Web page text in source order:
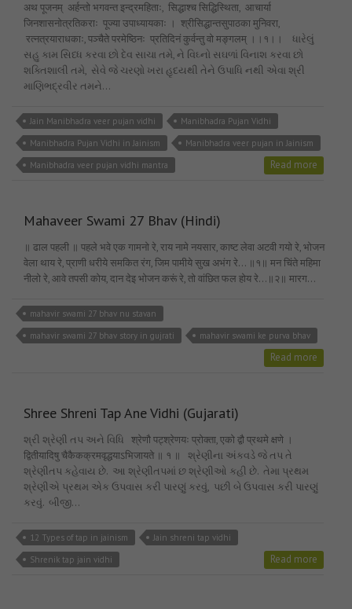
अथ पूजनम् अर्हन्तो भगवन्त इन्द्रमहिताः, सिद्धाश्च सिद्धिस्थिता, आचार्या
जिनशासनोत्रतिकराः पूज्या उपाध्यायकाः । श्रीसिद्धान्तसुपाठका मुनिवरा,
रत्नत्रयाराधकाः, पञ्चैते परमेष्ठिनः प्रतिदिनं कुर्वन्तु वो मङ्गलम् ।।१।। ધારેલું
સહુ કામ સિધ્ધ કરવા છો દેવ સાચા તમે, ને વિઘ્નો સઘળાં વિનાશ કરવા છો
શક્તિશાલી તમે, સેવે જે ચરણો ખરા હૃદયથી તેને ઉપાધિ નથી એવા શ્રી
માણિભદ્રવીર તમને…
Jain Manibhadra veer pujan vidhi
Manibhadra Pujan Vidhi
Manibhadra Pujan Vidhi in Jainism
Manibhadra veer pujan in Jainism
Manibhadra veer pujan vidhi mantra
Read more
Mahaveer Swami 27 Bhav (Hindi)
॥ ढाल पहली ॥ पहले भवे एक गामनो रे, राय नामे नयसार, काष्ट लेवा अटवी गयो रे, भोजन
वेला थाय रे, प्राणी धरीये समकित रंग, जिम पामीये सुख अभंग रे… ॥१॥ मन चिंते महिमा
नीलो रे, आवे तपसी कोय, दान देइ भोजन करूं रे, तो वांछित फल होय रे…॥२॥ मारग…
mahavir swami 27 bhav nu stavan
mahavir swami 27 bhav story in gujrati
mahavir swami ke purva bhav
Read more
Shree Shreni Tap Ane Vidhi (Gujarati)
શ્રી શ્રેણી તપ અને વિધિ श्रेणौ पट्श्रेणयः प्रोक्ता, एको द्वौ प्रथमे क्षणे ।
द्वितीयादिषु चैकैकक्रमवृद्धयाऽभिजायते ॥ १ ॥ શ્રેણીના અંકવડે જે તપ તે
શ્રેણીતપ કહેવાય છે. આ શ્રેણીતપમાં છ શ્રેણીઓ કહી છે. તેમા પ્રથમ
શ્રેણીએ પ્રથમ એક ઉપવાસ કરી પારણું કરવું, પછી બે ઉપવાસ કરી પારણું
કરવું. બીજી…
12 Types of tap in jainism
Jain shreni tap vidhi
Shrenik tap jain vidhi
Read more